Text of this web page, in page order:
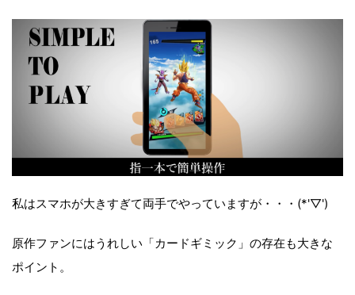
私はスマホが大きすぎて両手でやっていますが・・・(*'▽')
原作ファンにはうれしい「カードギミック」の存在も大きな
ポイント。